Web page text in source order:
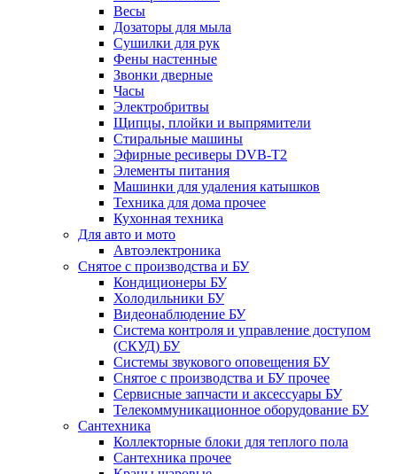
Весы
Дозаторы для мыла
Сушилки для рук
Фены настенные
Звонки дверные
Часы
Электробритвы
Щипцы, плойки и выпрямители
Стиральные машины
Эфирные ресиверы DVB-T2
Элементы питания
Машинки для удаления катышков
Техника для дома прочее
Кухонная техника
Для авто и мото
Автоэлектроника
Снятое с производства и БУ
Кондиционеры БУ
Холодильники БУ
Видеонаблюдение БУ
Система контроля и управление доступом
(СКУД) БУ
Системы звукового оповещения БУ
Снятое с производства и БУ прочее
Сервисные запчасти и аксессуары БУ
Телекоммуникационное оборудование БУ
Сантехника
Коллекторные блоки для теплого пола
Сантехника прочее